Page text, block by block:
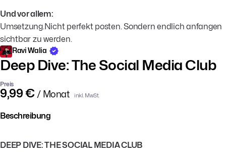
Und vor allem:
Umsetzung.Nicht perfekt posten. Sondern endlich anfangen
sichtbar zu werden.
Ravi Walia
Deep Dive: The Social Media Club
Preis
9,99 € / Monat inkl. MwSt.
Beschreibung
DEEP DIVE: THE SOCIAL MEDIA CLUB